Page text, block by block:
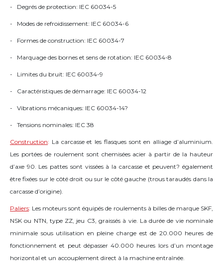
- Degrés de protection: IEC 60034-5
- Modes de refroidissement: IEC 60034-6
- Formes de construction: IEC 60034-7
- Marquage des bornes et sens de rotation: IEC 60034-8
- Limites du bruit: IEC 60034-9
- Caractéristiques de démarrage: IEC 60034-12
- Vibrations mécaniques: IEC 60034-14?
- Tensions nominales: IEC 38
Construction: La carcasse et les flasques sont en alliage d’aluminium.
Les portées de roulement sont chemisées acier à partir de la hauteur
d’axe 90. Les pattes sont vissées à la carcasse et peuvent? également
être fixées sur le côté droit ou sur le côté gauche (trous taraudés dans la
carcasse d’origine).
Paliers: Les moteurs sont équipés de roulements à billes de marque SKF,
NSK ou NTN, type ZZ, jeu C3, graissés à vie. La durée de vie nominale
minimale sous utilisation en pleine charge est de 20.000 heures de
fonctionnement et peut dépasser 40.000 heures lors d’un montage
horizontal et un accouplement direct à la machine entraînée.